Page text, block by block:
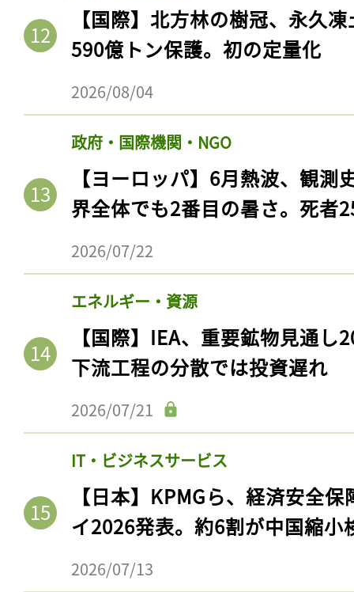
【国際】北方林の樹冠、永久
590億トン保護。初の定量化
2026/08/04
政府・国際機関・NGO
【ヨーロッパ】6月熱波、観
界全体でも2番目の暑さ。死者
2026/07/22
エネルギー・資源
【国際】IEA、重要鉱物見通
下流工程の分散では投資遅れ
2026/07/21
IT・ビジネスサービス
【日本】KPMGら、経済安全
イ2026発表。約6割が中国縮小
2026/07/13
記事をお気に入りに
ログインが必